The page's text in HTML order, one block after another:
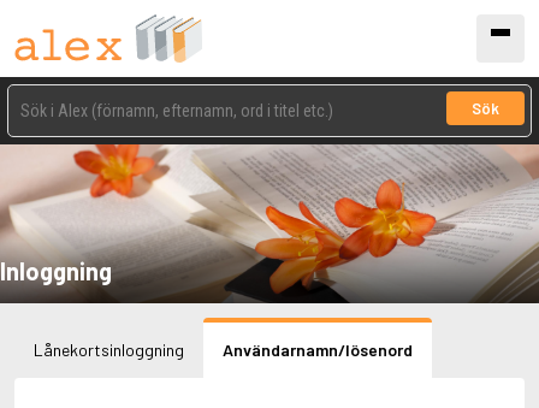
Sök
Inloggning
Lånekortsinloggning Användarnamn/lösenord